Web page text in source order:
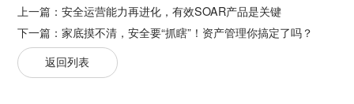
上一篇：安全运营能力再进化，有效SOAR产品是关键
下一篇：家底摸不清，安全要“抓瞎”！资产管理你搞定了吗？
返回列表